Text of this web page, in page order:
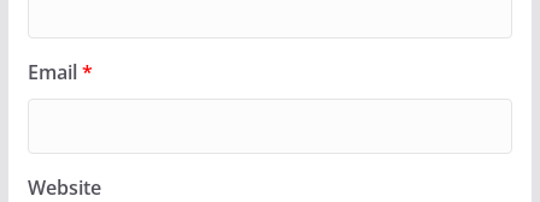
Email*
Website